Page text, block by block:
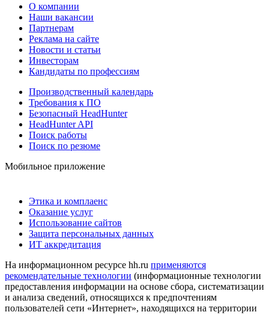
О компании
Наши вакансии
Партнерам
Реклама на сайте
Новости и статьи
Инвесторам
Кандидаты по профессиям
Производственный календарь
Требования к ПО
Безопасный HeadHunter
HeadHunter API
Поиск работы
Поиск по резюме
Мобильное приложение
Этика и комплаенс
Оказание услуг
Использование сайтов
Защита персональных данных
ИТ аккредитация
На информационном ресурсе hh.ru применяются
рекомендательные технологии (информационные технологии
предоставления информации на основе сбора, систематизации
и анализа сведений, относящихся к предпочтениям
пользователей сети «Интернет», находящихся на территории